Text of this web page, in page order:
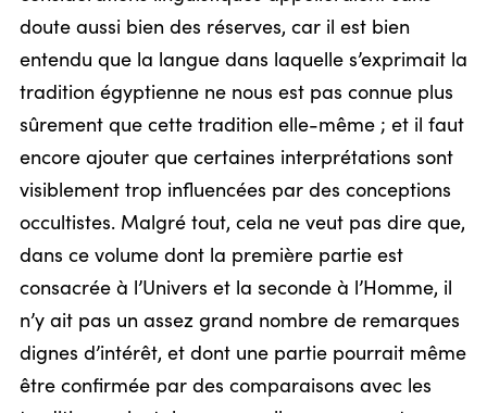
doute aussi bien des réserves, car il est bien
entendu que la langue dans laquelle s’exprimait la
tradition égyptienne ne nous est pas connue plus
sûrement que cette tradition elle-même ; et il faut
encore ajouter que certaines interprétations sont
visiblement trop influencées par des conceptions
occultistes. Malgré tout, cela ne veut pas dire que,
dans ce volume dont la première partie est
consacrée à l’Univers et la seconde à l’Homme, il
n’y ait pas un assez grand nombre de remarques
dignes d’intérêt, et dont une partie pourrait même
être confirmée par des comparaisons avec les